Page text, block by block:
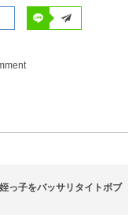
っ子をバッサリタイトボブ